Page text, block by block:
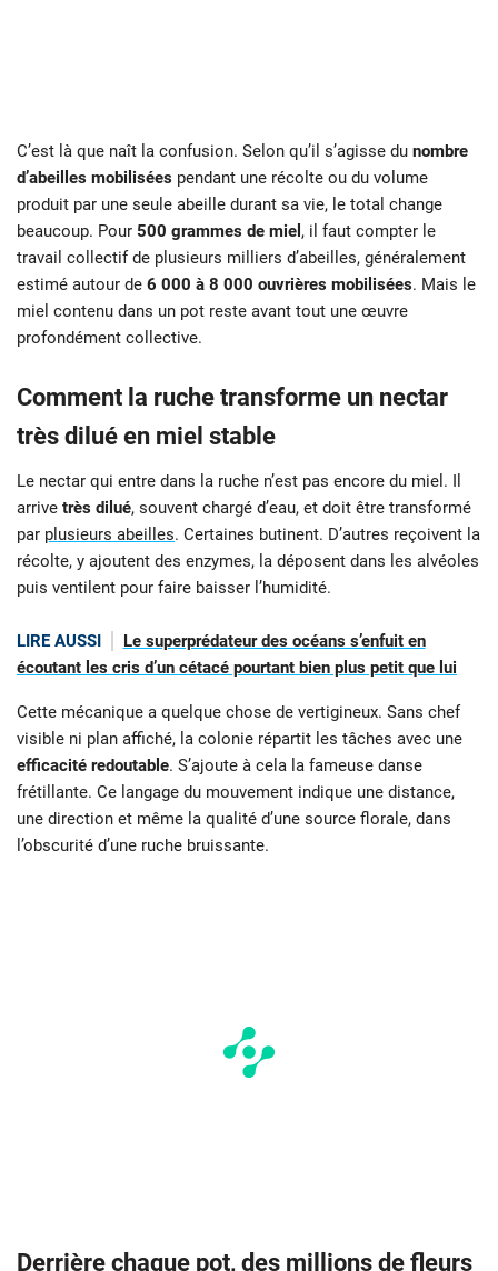
C’est là que naît la confusion. Selon qu’il s’agisse du nombre
d’abeilles mobilisées pendant une récolte ou du volume
produit par une seule abeille durant sa vie, le total change
beaucoup. Pour 500 grammes de miel , il faut compter le
travail collectif de plusieurs milliers d’abeilles, généralement
estimé autour de 6 000 à 8 000 ouvrières mobilisées. Mais le
miel contenu dans un pot reste avant tout une œuvre
profondément collective.
Comment la ruche transforme un nectar
très dilué en miel stable
Le nectar qui entre dans la ruche n’est pas encore du miel. Il
arrive très dilué, souvent chargé d’eau, et doit être transformé
par plusieurs abeilles. Certaines butinent. D’autres reçoivent la
récolte, y ajoutent des enzymes, la déposent dans les alvéoles
puis ventilent pour faire baisser l’humidité.
LIRE AUSSI
Le superprédateur des océans s’enfuit en
écoutant les cris d’un cétacé pourtant bien plus petit que lui
Cette mécanique a quelque chose de vertigineux. Sans chef
visible ni plan affiché, la colonie répartit les tâches avec une
efficacité redoutable. S’ajoute à cela la fameuse danse
frétillante. Ce langage du mouvement indique une distance,
une direction et même la qualité d’une source florale, dans
l’obscurité d’une ruche bruissante.
Derrière chaque pot, des millions de fleurs